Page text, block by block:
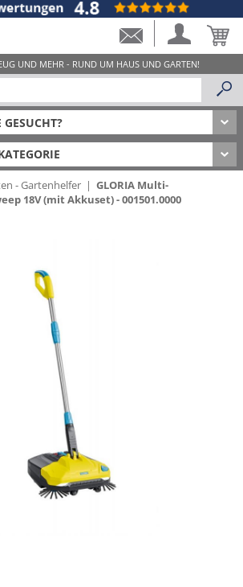
- Gartenhelfer |GLORIA Multi-
18V (mit Akkuset) - 001501.0000